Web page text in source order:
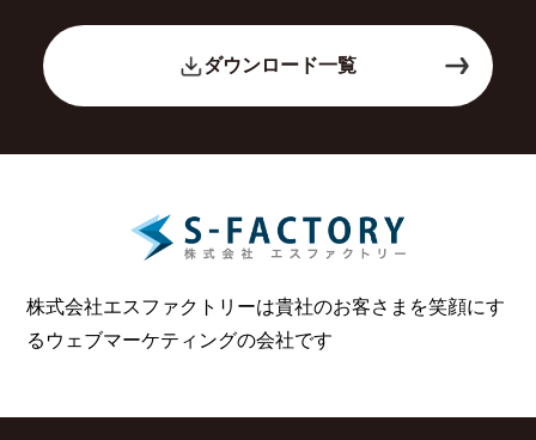
ダウンロード一覧
株式会社エスファクトリーは貴社のお客さまを笑顔にす
る ウェブマーケティングの会社です